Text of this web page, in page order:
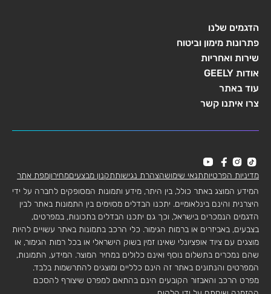
הדגמים שלנו
פתרונות מימון וביטוח
שירות ואחריות
אודות GEELY
עוד באתר
צרו איתנו קשר
מדיניות הפרטיותתנאי שימושהצהרת נגישותתקנון מבצעיםמחירוןמפת אתר
המידע המוצג באתר כולל, בין היתר, מידע ותמונות המסופקים לחברה על ידי
היצרנית והינם בינלאומיים. יתכנו הבדלים מסוימים בין התמונות באתר לבין
הדגמים הנמכרים בישראל, וכך גם יתכנו הבדלים בתכונות, במפרטים,
בצבעים, באביזרים או ברמות הגימור. כלי הרכב בתמונות באתר עשויים להיות
מוצגים עם ציוד אופציונלי שאינו זמין בשוק הישראלי או בכל רמות הגימור, או
שהם נמכרים בתשלום נוסף ואינם כלולים במחיר המוצר. המידע, התמונות,
המפרטים והנתונים באתר זה הינם כלליים ומוצגים להתרשמות בלבד.
מפרט הרכב והאבזור הקובעים הינם בהתאם למפרט שיצורף להסכם